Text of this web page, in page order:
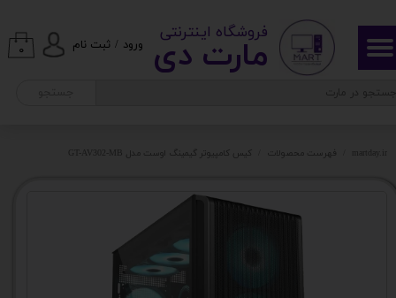
ورود / ثبت نام
حساب کاربری من
تغییر گذر واژه
خروج از حساب کاربری
۰ مارت دی​​​​​​
​ ​فروشگاه اینترنتی
martday.ir فهرست محصولات کیس کامپیوتر گیمینگ اوست مدل GT-AV302-MB